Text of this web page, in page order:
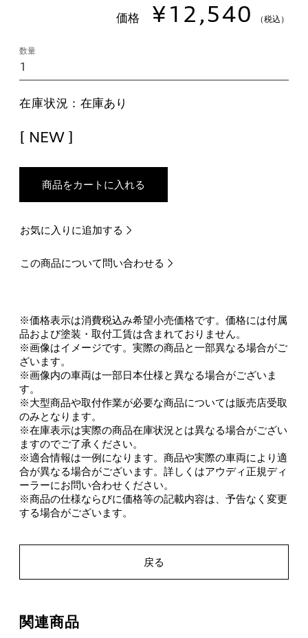
価格 ¥12,540 （税込）
数量
在庫状況：在庫あり
[ NEW ]
商品をカートに入れる
お気に入りに追加する
この商品について問い合わせる
※価格表示は消費税込み希望小売価格です。価格には付属
品および塗装・取付工賃は含まれておりません。
※画像はイメージです。実際の商品と一部異なる場合がご
ざいます。
※画像内の車両は一部日本仕様と異なる場合がございま
す。
※大型商品や取付作業が必要な商品については販売店受取
のみとなります。
※在庫表示は実際の商品在庫状況とは異なる場合がござい
ますのでご了承ください。
※適合情報は一例になります。商品や実際の車両により適
合が異なる場合がございます。詳しくはアウディ正規ディ
ーラーにお問い合わせください。
※商品の仕様ならびに価格等の記載内容は、予告なく変更
する場合がございます。
戻る
関連商品